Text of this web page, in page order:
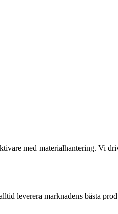
med materialhantering. Vi
leverera marknadens bästa